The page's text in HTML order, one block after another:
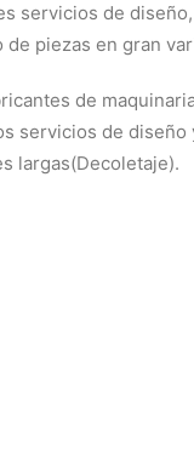
servicios de
piezas en gran
de
servicios de
largas(Decoletaje).